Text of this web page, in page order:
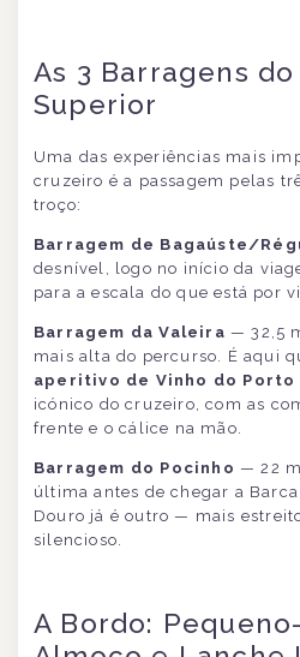
As 3 Barragens do
Superior
Uma das experiências mais
cruzeiro é a passagem pelas
troço:
Barragem de Bagaúste/
desnível, logo no início da
para a escala do que está por
Barragem da Valeira — 32,5
mais alta do percurso. É aqui
aperitivo de Vinho do Porto
icónico do cruzeiro, com as
frente e o cálice na mão.
Barragem do Pocinho — 22
última antes de chegar a
Douro já é outro — mais
silencioso.
A Bordo: